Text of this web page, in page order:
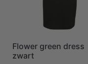
Flower green dress
zwart